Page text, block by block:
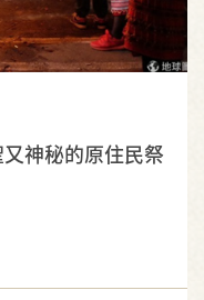
神秘的原住民祭